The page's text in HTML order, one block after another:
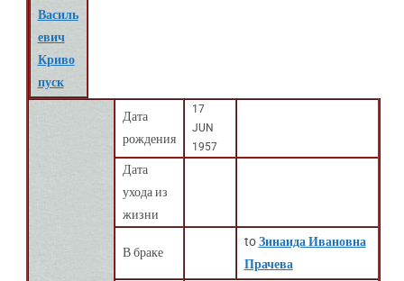
Василь
евич
Криво
пуск
Дата
рождения
17
JUN
1957
Дата
ухода из
жизни
В браке
toЗинаида Ивановна
Прачева